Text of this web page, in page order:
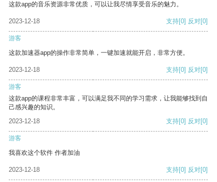
这款app的音乐资源非常优质，可以让我尽情享受音乐的魅力。
2023-12-18 支持[0] 反对[0]
游客
这款加速器app的操作非常简单，一键加速就能开启，非常方便。
2023-12-18 支持[0] 反对[0]
游客
这款app的课程非常丰富，可以满足我不同的学习需求，让我能够找到自
己感兴趣的知识。
2023-12-18
支持[0] 反对[0]
游客
我喜欢这个软件 作者加油
2023-12-18 支持[0] 反对[0]